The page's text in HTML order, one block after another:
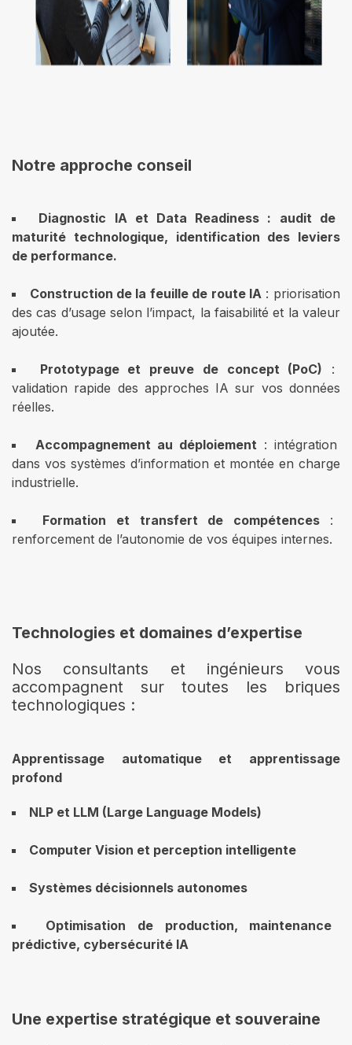
Notre approche conseil
Diagnostic IA et Data Readiness : audit de
maturité technologique, identification des leviers
de performance.
Construction de la feuille de route IA: priorisation
des cas d’usage selon l’impact, la faisabilité et la valeur
ajoutée.
Prototypage et preuve de concept (PoC) :
validation rapide des approches IA sur vos données
réelles.
Accompagnement au déploiement : intégration
dans vos systèmes d’information et montée en charge
industrielle.
Formation et transfert de compétences:
renforcement de l’autonomie de vos équipes internes.
Technologies et domaines d’expertise
Nos consultants et ingénieurs vous
accompagnent sur toutes les briques
technologiques :
Apprentissage automatique et apprentissage
profond
NLP et LLM (Large Language Models)
Computer Vision et perception intelligente
Systèmes décisionnels autonomes
Optimisation de production, maintenance
prédictive, cybersécurité IA
Une expertise stratégique et souveraine